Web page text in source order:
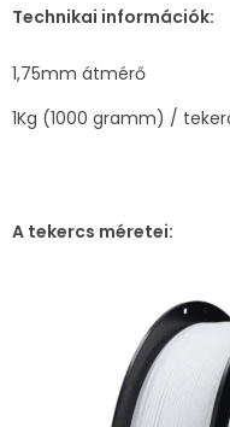
Technikai információk:
1,75mm átmérő
1Kg (1000 gramm) /
A tekercs méretei: